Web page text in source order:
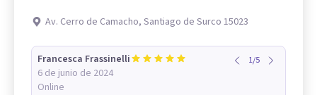
Av. Cerro de Camacho, Santiago de Surco 15023
Francesca Frassinelli
6 de junio de 2024
Online
1/5